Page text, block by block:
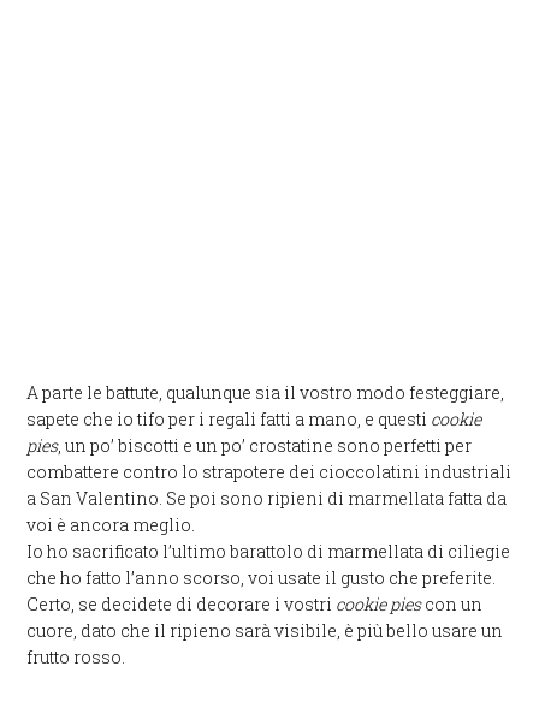
A parte le battute, qualunque sia il vostro modo festeggiare,
sapete che io tifo per i regali fatti a mano, e questi cookie
pies, un po’ biscotti e un po’ crostatine sono perfetti per
combattere contro lo strapotere dei cioccolatini industriali
a San Valentino. Se poi sono ripieni di marmellata fatta da
voi è ancora meglio.
Io ho sacrificato l’ultimo barattolo di marmellata di ciliegie
che ho fatto l’anno scorso, voi usate il gusto che preferite.
Certo, se decidete di decorare i vostri cookie piescon un
cuore, dato che il ripieno sarà visibile, è più bello usare un
frutto rosso.